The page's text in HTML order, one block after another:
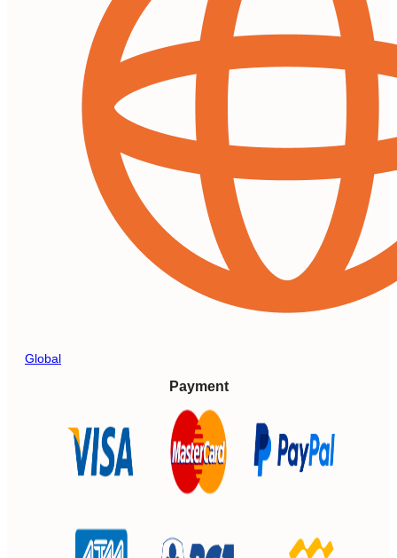
Global
Payment